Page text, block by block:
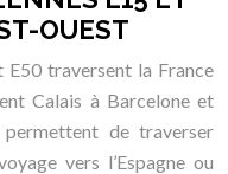
OUEST
E50 traversent la France
Calais à Barcelone et
de traverser
vers l’Espagne ou